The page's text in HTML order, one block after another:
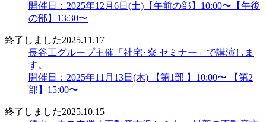
開催日：2025年12月6日(土)【午前の部】10:00〜【午後
の部】13:30〜
終了しました2025.11.17
長谷工グループ主催「社宅･寮 セミナー」で講演しま
す。
開催日：2025年11月13日(木) 【第1部 】10:00〜 【第2
部】15:00〜
終了しました2025.10.15